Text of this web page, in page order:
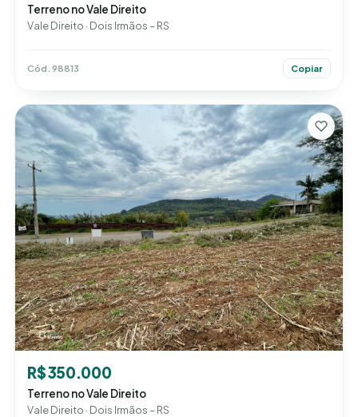
Terreno no Vale Direito
Vale Direito · Dois Irmãos – RS
Cód. 98813 Copiar
R$ 350.000
Terreno no Vale Direito
Vale Direito · Dois Irmãos – RS